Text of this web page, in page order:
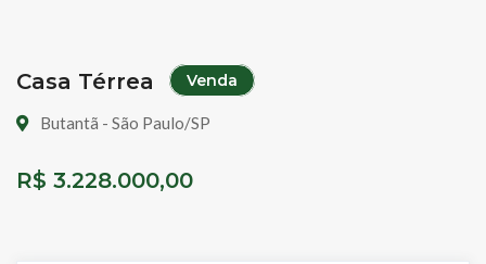
Casa Térrea Venda
Butantã - São Paulo/SP
R$ 3.228.000,00